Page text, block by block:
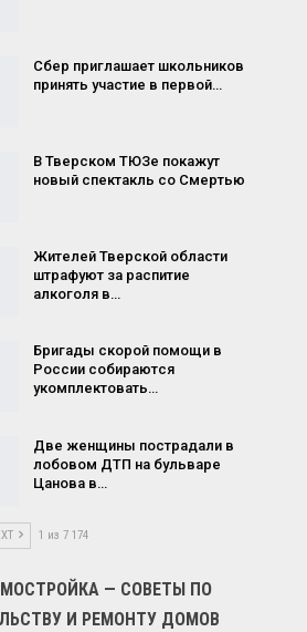
Сбер приглашает школьников
принять участие в первой…
В Тверском ТЮЗе покажут
новый спектакль со Смертью
Жителей Тверской области
штрафуют за распитие
алкоголя в…
Бригады скорой помощи в
России собираются
укомплектовать…
Две женщины пострадали в
лобовом ДТП на бульваре
Цанова в…
1 из 7 174
— СОВЕТЫ ПО
И РЕМОНТУ ДОМОВ